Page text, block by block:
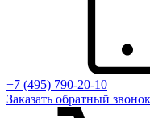
+7 (495) 790-20-10
Заказать обратный звонок